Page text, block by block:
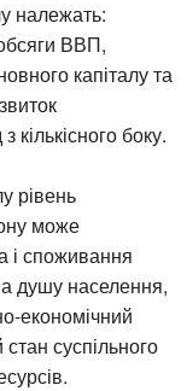
належать:
ВВП,
капіталу та
боку.
рівень
може
і споживання
душу населення,
економічний
суспільного